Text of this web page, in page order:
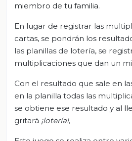
miembro de tu familia.
En lugar de registrar las
cartas, se pondrán los
las planillas de lotería, se
multiplicaciones que dan un
Con el resultado que sale en
en la planilla todas las
se obtiene ese resultado y al
gritará ¡lotería!,